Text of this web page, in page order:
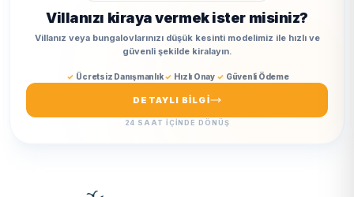
Villanızı kiraya vermek ister misiniz?
Villanız veya bungalovlarınızı düşük kesinti modelimiz ile hızlı ve
güvenli şekilde kiralayın.
Ücretsiz Danışmanlık Hızlı Onay Güvenli Ödeme
DETAYLI BILGI
24 SAAT IÇINDE DÖNÜŞ